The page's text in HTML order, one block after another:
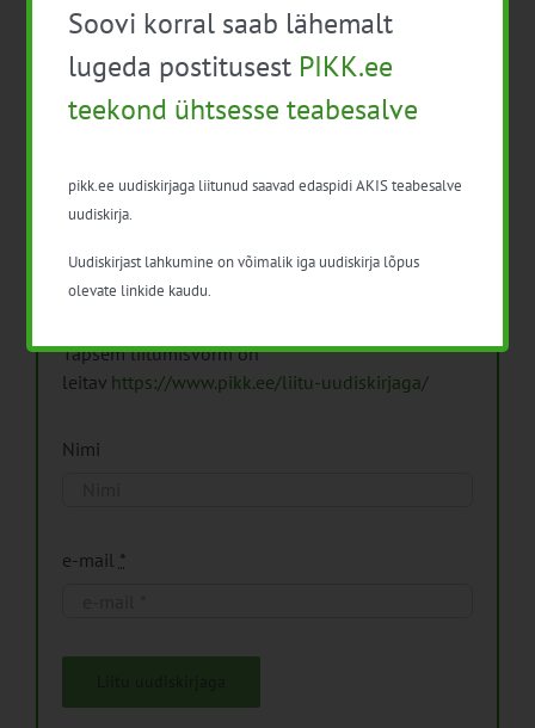
Pikk.ee uudiskirjaga liitumine.
Isikuandmeid töötleme vastavalt
Isikuandmete
Täpsem liitumisvorm on
leitav https://www.pikk.ee/liitu-uudiskirjaga/
Nimi
e-mail *
Soovi korral saab lähemalt
lugeda postitusest PIKK.ee
teekond ühtsesse teabesalve
pikk.ee uudiskirjaga liitunud saavad edaspidi AKIS teabesalve
uudiskirja.
Uudiskirjast lahkumine on võimalik iga uudiskirja lõpus
olevate linkide kaudu.